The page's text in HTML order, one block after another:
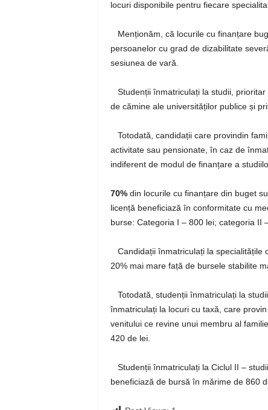
locuri disponibile pentru fiecare
Menționăm, că locurile cu finanțare
persoanelor cu grad de dizabilitate
sesiunea de vară.
Studenții înmatriculați la studii,
de cămine ale universităților publice și
Totodată, candidații care provindin
activitate sau pensionate, în caz de
indiferent de modul de finanțare a
70%din locurile cu finanțare din buget
licență beneficiază în conformitate cu
burse: Categoria I – 800 lei; categoria II
Candidații înmatriculați la specialitățile
20% mai mare față de bursele stabilite
Totodată, studenții înmatriculați la
înmatriculați la locuri cu taxă, care
venitului ce revine unui membru al
420 de lei.
Studenții înmatriculați la Ciclul II –
beneficiază de bursă în mărime de 860